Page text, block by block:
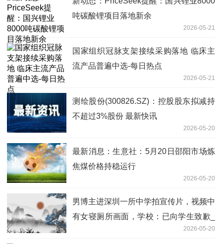
吨碳酸锂项目落地新余
2026-05-21
国家组织冠脉支架接续采购落地 临床主
流产品普遍中选-每日热点
2026-05-21
测绘股份(300826.SZ)：控股股东拟减持
不超过3%股份 最新快讯
2026-05-20
最新消息：生意社：5月20日邵阳市场炼
焦煤价格持稳运行
2026-05-20
男博主进深圳一所中学拍宣传片，视频中
有女寝厕所画面，学校：已向学生致歉_
2026-05-20